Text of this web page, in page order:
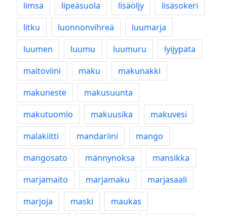
limsa
lipeäsuola lisäöljy
lisäsokeri
litku
luonnonvihreä
luumarja
luumen
luumu luumuru
lyijypata
maitoviini
maku
makunakki
makuneste
makusuunta
makutuomio
makuusika
makuvesi
malakiitti
mandariini
mango
mangosato
männynoksa
mansikka
marjamaito
marjamaku
marjasaali
marjoja
maski
maukas